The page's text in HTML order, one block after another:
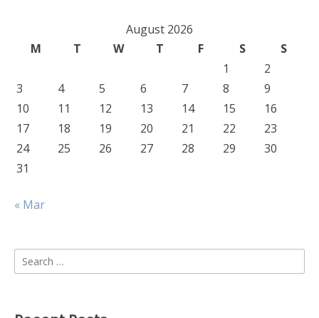
August 2026
M
T W T F S
S
1
2
3
4 5 6 7 8
9
10
11 12 13 14 15
16
17
18 19 20 21 22
23
24
25 26 27 28 29
30
31
« Mar
Search
for: